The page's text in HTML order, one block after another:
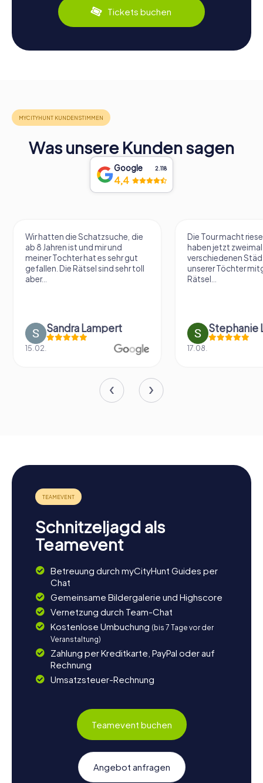
Tickets buchen
Was unsere Kunden sagen
Google 2.118
4,4
Wir hatten die Schatzsuche, die
ab 8 Jahren ist und mir und
meiner Tochter hat es sehr gut
gefallen. Die Rätsel sind sehr toll
aber...
Sandra Lampert
15.02.
Die Tour macht
haben jetzt zweimal
verschiedenen
unserer Töchter
Rätsel...
Stephanie
17.08.
Schnitzeljagd als
Teamevent
Betreuung durch myCityHunt Guides per
Chat
Gemeinsame Bildergalerie und Highscore
Vernetzung durch Team-Chat
Kostenlose Umbuchung (bis 7 Tage vor der
Veranstaltung)
Zahlung per Kreditkarte, PayPal oder auf
Rechnung
Umsatzsteuer-Rechnung
Teamevent buchen
Angebot anfragen